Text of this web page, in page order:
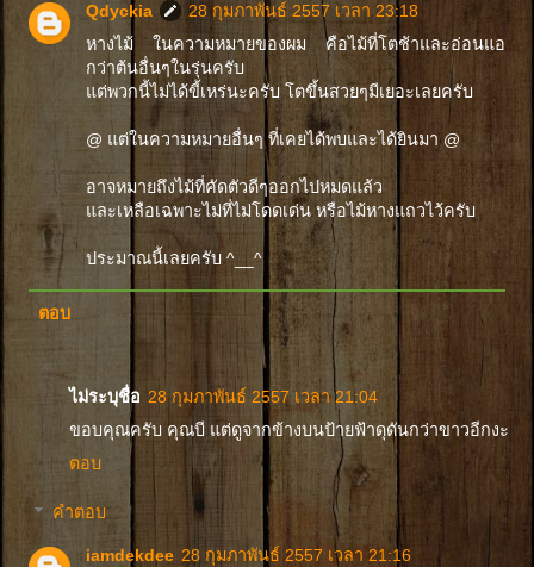
Qdyckia
28 กุมภาพันธ์ 2557 เวลา 23:18
หางไม้ ในความหมายของผม คือไม้ที่โตช้าและอ่อนแอ
กว่าต้นอื่นๆในรุ่นครับ
แต่พวกนี้ไม่ได้ขี้เหร่นะครับ โตขึ้นสวยๆมีเยอะเลยครับ
@ แต่ในความหมายอื่นๆ ที่เคยได้พบและได้ยินมา @
อาจหมายถึงไม้ที่คัดตัวดีๆออกไปหมดแล้ว
และเหลือเฉพาะไม่ที่ไม่โดดเด่น หรือไม้หางแถวไว้ครับ
ประมาณนี้เลยครับ ^__^
ตอบ
ไม่ระบุชื่อ 28 กุมภาพันธ์ 2557 เวลา 21:04
ขอบคุณครับ คุณบี แต่ดูจากข้างบนป้ายฟ้าดุดันกว่าขาวอีกงะ
ตอบ
คำตอบ
iamdekdee 28 กุมภาพันธ์ 2557 เวลา 21:16